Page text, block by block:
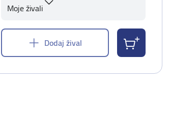
Moje živali
Dodaj žival